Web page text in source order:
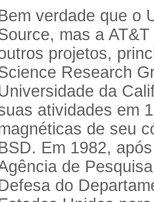
verdade que o
mas a
projetos,
Research
da
atividades em
de seu
Em 1982,
de
do